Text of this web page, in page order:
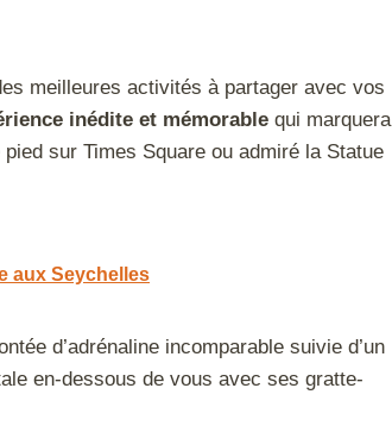
meilleures activités à partager avec vos
inédite et mémorable qui marquera
sur Times Square ou admiré la Statue
aux Seychelles
d’adrénaline incomparable suivie d’un
en-dessous de vous avec ses gratte-